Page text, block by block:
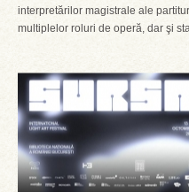
interpretărilor magistrale ale
multiplelor roluri de operă, dar şi